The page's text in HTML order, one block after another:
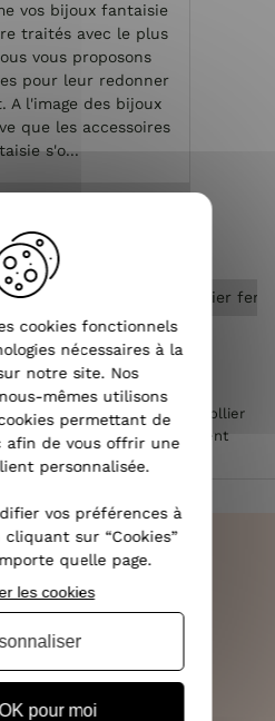
vos bijoux fantaisie
traités avec le plus
vous proposons
pour leur redonner
A l'image des bijoux
que les accessoires
s'o...
Collier acier femme Collier
femme >Bijoux femme
Collier
Collier MILE MILA acier argent
RAPIDE
DÈS 70€
cookies fonctionnels
nécessaires à la
notre site. Nos
mêmes utilisons
permettant de
afin de vous offrir une
personnalisée.
vos préférences à
sur “Cookies”
quelle page.
pour moi
les cookies